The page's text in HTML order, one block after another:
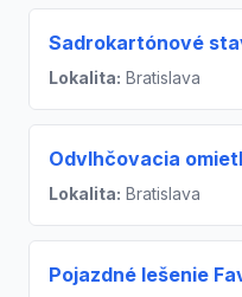
Sadrokartónové
Lokalita: Bratislava
Odvlhčovacia
Lokalita: Bratislava
Pojazdné lešenie